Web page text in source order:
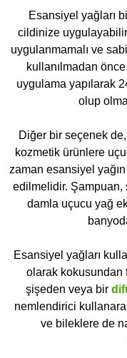
Esansiyel yağları
cildinize
uygulanmamalı ve
kullanılmadan
uygulama yapılarak
olup
Diğer bir seçenek
kozmetik ürünlere
zaman esansiyel
edilmelidir.
damla uçucu yağ
Esansiyel yağları
olarak kokusundan
şişeden veya bir
nemlendirici
ve bileklere de